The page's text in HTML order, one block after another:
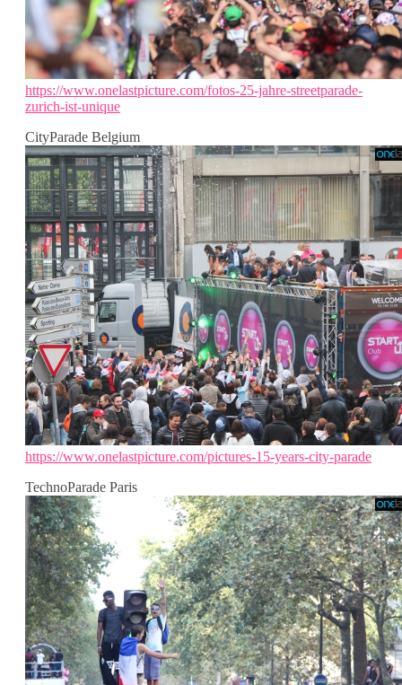
https://www.onelastpicture.com/fotos-25-jahre-streetparade-
zurich-ist-unique
CityParade Belgium
https://www.onelastpicture.com/pictures-15-years-city-parade
TechnoParade Paris